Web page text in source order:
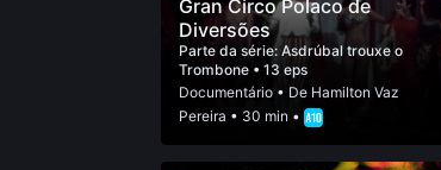
Gran Circo Polaco de
Diversões
Parte da série:Asdrúbal trouxe o
Trombone • 13 eps
Documentário• De Hamilton Vaz
Pereira • 30 min •